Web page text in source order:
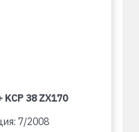
KCP 38 ZX170
7/2008